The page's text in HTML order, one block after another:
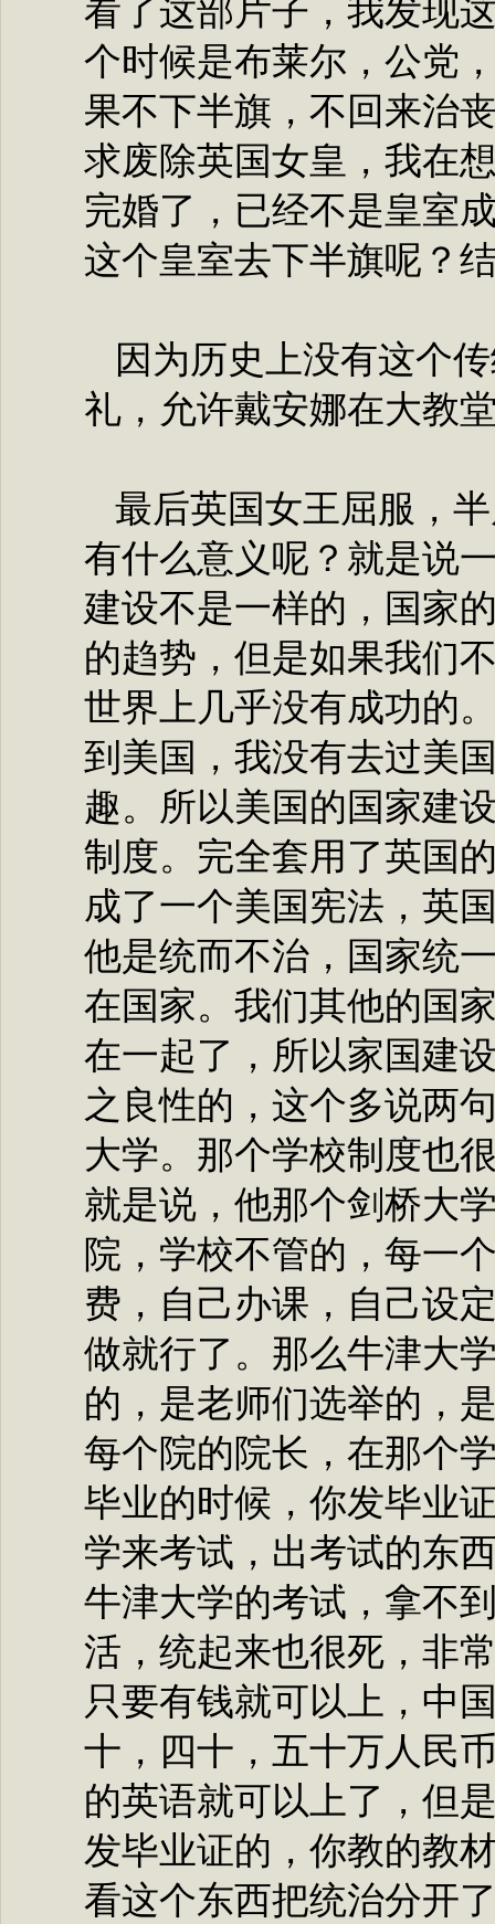
看了这部片子，我发现
个时候是布莱尔，公党
果不下半旗，不回来治
求废除英国女皇，我在
完婚了，已经不是皇室
这个皇室去下半旗呢？
因为历史上没有这个
礼，允许戴安娜在大教
最后英国女王屈服，
有什么意义呢？就是说
建设不是一样的，国家
的趋势，但是如果我们
世界上几乎没有成功的
到美国，我没有去过美
趣。所以美国的国家建
制度。完全套用了英国
成了一个美国宪法，英
他是统而不治，国家统
在国家。我们其他的国
在一起了，所以家国建
之良性的，这个多说两
大学。那个学校制度也
就是说，他那个剑桥大
院，学校不管的，每一
费，自己办课，自己设
做就行了。那么牛津大
的，是老师们选举的，
每个院的院长，在那个
毕业的时候，你发毕业
学来考试，出考试的东
牛津大学的考试，拿不
活，统起来也很死，非
只要有钱就可以上，中
十，四十，五十万人民
的英语就可以上了，但
发毕业证的，你教的教
看这个东西把统治分开